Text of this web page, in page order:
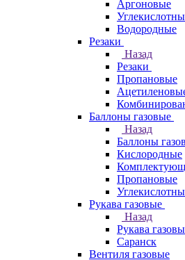
Аргоновые
Водородные
Резаки
Назад
Резаки
Пропановые
Баллоны газовые
Назад
Баллоны
Кислородные
Пропановые
Рукава газовые
Назад
Рукава
Саранск
Вентиля газовые